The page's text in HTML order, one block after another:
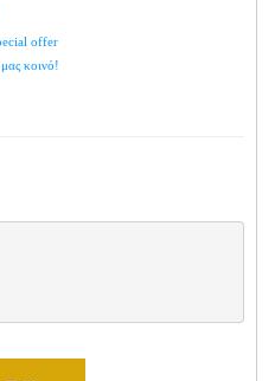
offer
κοινό!